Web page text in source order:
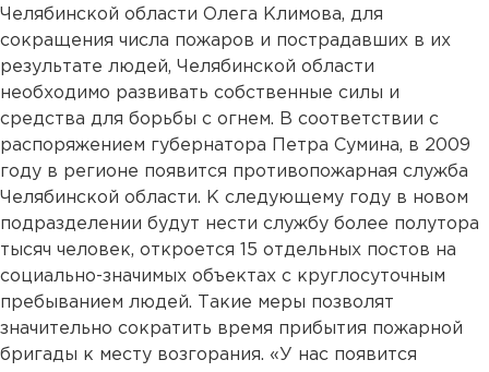
Челябинской области Олега Климова, для
сокращения числа пожаров и пострадавших в их
результате людей, Челябинской области
необходимо развивать собственные силы и
средства для борьбы с огнем. В соответствии с
распоряжением губернатора Петра Сумина, в 2009
году в регионе появится противопожарная служба
Челябинской области. К следующему году в новом
подразделении будут нести службу более полутора
тысяч человек, откроется 15 отдельных постов на
социально-значимых объектах с круглосуточным
пребыванием людей. Такие меры позволят
значительно сократить время прибытия пожарной
бригады к месту возгорания. «У нас появится